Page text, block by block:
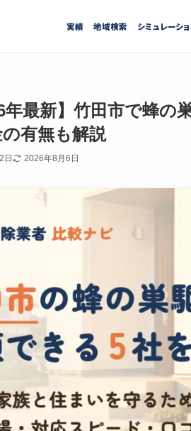
実績 地域検索 シミュレーシ
年最新】竹田市で蜂
有無も解説
日 2026年8月6日